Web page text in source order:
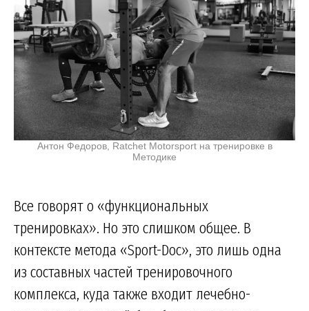
Антон Федоров, Ratchet Motorsport на тренировке в
Методике
Все говорят о «функциональных
тренировках». Но это слишком общее. В
контексте метода «Sport-Doc», это лишь одна
из составных частей тренировочного
комплекса, куда также входит лечебно-